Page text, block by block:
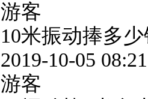
游客
10米振动捧多
2019-10-05
游客